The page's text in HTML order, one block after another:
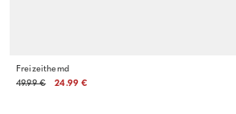
Freizeithemd
49.99 €
24.99 €